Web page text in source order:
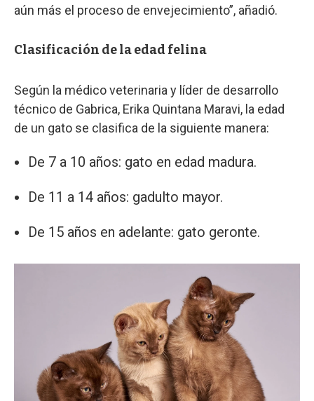
aún más el proceso de envejecimiento”, añadió.
Clasificación de la edad felina
Según la médico veterinaria y líder de desarrollo
técnico de Gabrica, Erika Quintana Maravi, la edad
de un gato se clasifica de la siguiente manera:
De 7 a 10 años: gato en edad madura.
De 11 a 14 años: gadulto mayor.
De 15 años en adelante: gato geronte.